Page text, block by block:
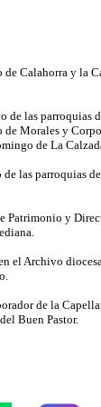
Calahorra y la
de las
Morales y
de La
las parroquias
Patrimonio y
el Archivo
de la
Buen Pastor.